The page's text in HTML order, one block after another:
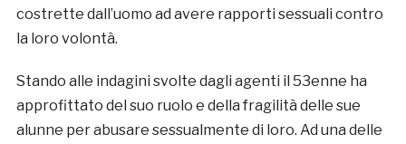
costrette dall’uomo ad avere rapporti sessuali contro
la loro volontà.
Stando alle indagini svolte dagli agenti il 53enne ha
approfittato del suo ruolo e della fragilità delle sue
alunne per abusare sessualmente di loro. Ad una delle